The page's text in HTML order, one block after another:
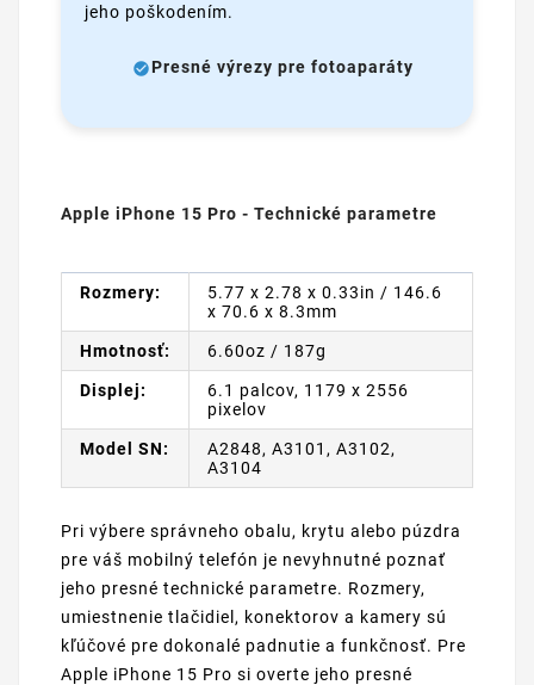
jeho poškodením.
Presné výrezy pre fotoaparáty
Apple iPhone 15 Pro - Technické parametre
Rozmery:
5.77 x 2.78 x 0.33in / 146.6
x 70.6 x 8.3mm
Hmotnosť: 6.60oz / 187g
Displej:
6.1 palcov, 1179 x 2556
pixelov
Model SN:
A2848, A3101, A3102,
A3104
Pri výbere správneho obalu, krytu alebo púzdra
pre váš mobilný telefón je nevyhnutné poznať
jeho presné technické parametre. Rozmery,
umiestnenie tlačidiel, konektorov a kamery sú
kľúčové pre dokonalé padnutie a funkčnosť. Pre
Apple iPhone 15 Pro si overte jeho presné